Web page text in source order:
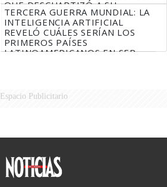
QUE DESCUARTIZÓ A SU
MARIDO
TERCERA GUERRA MUNDIAL: LA
INTELIGENCIA ARTIFICIAL
REVELÓ CUÁLES SERÍAN LOS
PRIMEROS PAÍSES
LATINOAMERICANOS EN SER
Espacio Publicitario